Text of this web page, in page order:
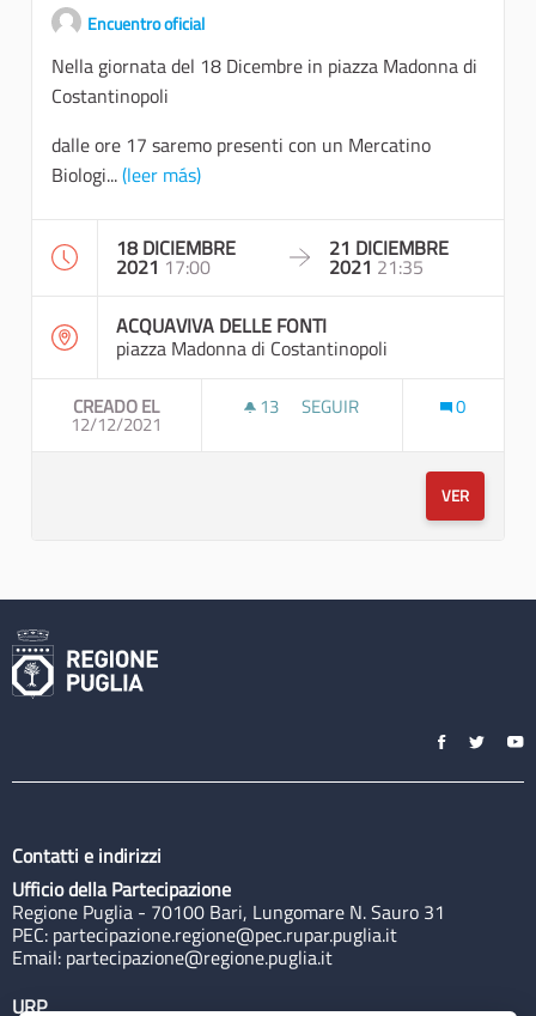
Encuentro oficial
Nella giornata del 18 Dicembre in piazza Madonna di
Costantinopoli
dalle ore 17 saremo presenti con un Mercatino
Biologi...(leer más)
18 DICIEMBRE
2021 17:00
21 DICIEMBRE
2021 21:35
ACQUAVIVA DELLE FONTI
piazza Madonna di Costantinopoli
CREADO EL
12/12/2021
13 13 SEGUIDORAS
SEGUIR 0
VER
Contatti e indirizzi
Ufficio della Partecipazione
Regione Puglia - 70100 Bari, Lungomare N. Sauro 31
PEC: partecipazione.regione@pec.rupar.puglia.it
Email: partecipazione@regione.puglia.it
URP